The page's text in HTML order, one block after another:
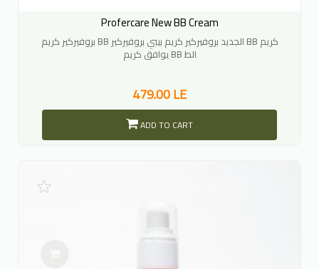
Profercare New BB Cream
بروفيركير كريم BB الجديد بروفيركير كريم بيبي بروفيركير BB كريم
يوافق كريم BB الط
479.00 LE
ADD TO CART